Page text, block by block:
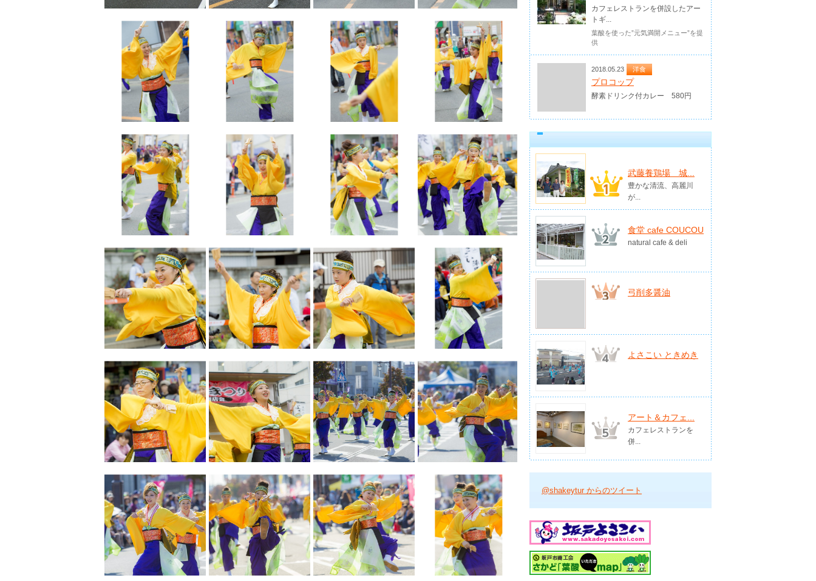
カフェレストランを併設したアー
トギ...
葉酸を使った”元気満開メニュー”を提
供
2018.05.23 洋食
プロコップ
酵素ドリンク付カレー 580円
武藤養鶏場 城...
豊かな清流、高麗川
が...
食堂 cafe COUCOU
natural cafe & deli
弓削多醤油
よさこい ときめき
アート＆カフェ...
カフェレストランを
併...
@shakeytur からのツイート